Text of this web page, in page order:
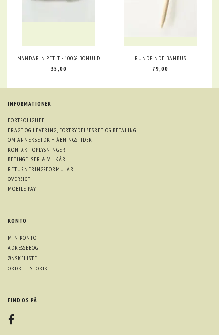
MANDARIN PETIT - 100% BOMULD
35,00
RUNDPINDE BAMBUS
79,00
INFORMATIONER
FORTROLIGHED
FRAGT OG LEVERING, FORTRYDELSESRET OG BETALING
OM ANNEKSET.DK + ÅBNINGSTIDER
KONTAKT OPLYSNINGER
BETINGELSER & VILKÅR
RETURNERINGSFORMULAR
OVERSIGT
MOBILE PAY
KONTO
MIN KONTO
ADRESSEBOG
ØNSKELISTE
ORDREHISTORIK
FIND OS PÅ